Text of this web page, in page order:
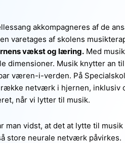
akkompagneres af de
varetages af skolens
vækst og læring. Med
dimensioner. Musik knytter an
væren-i-verden. På
netværk i hjernen, inklusiv
når vi lytter til musik.
man vidst, at det at lytte til
store neurale netværk påvirkes.